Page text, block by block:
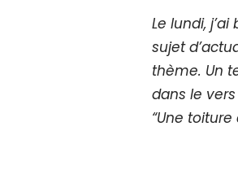
Le lundi,
sujet
thème. Un
dans le vers
“Une